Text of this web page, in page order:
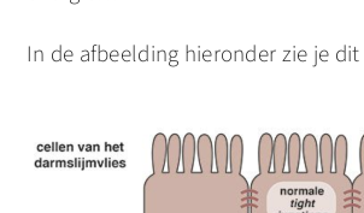
In de afbeelding hieronder zie je